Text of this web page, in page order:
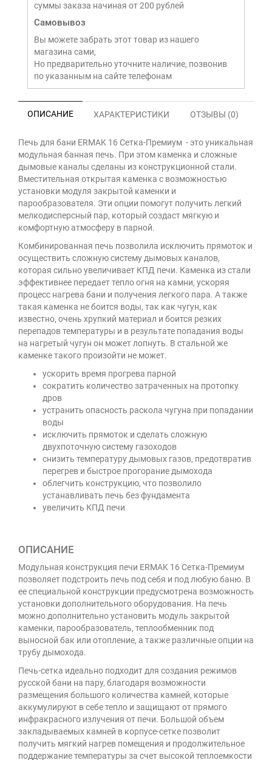
суммы заказа начиная от 200 рублей
Самовывоз
Вы можете забрать этот товар из нашего
магазина сами,
Но предварительно уточните наличие, позвонив
по указанным на сайте телефонам
ОПИСАНИЕ ХАРАКТЕРИСТИКИ ОТЗЫВЫ (0)
Печь для бани ERMAK 16 Сетка-Премиум - это уникальная
модульная банная печь. При этом каменка и сложные
дымовые каналы сделаны из конструкционной стали.
Вместительная открытая каменка с возможностью
установки модуля закрытой каменки и
парообразователя. Эти опции помогут получить легкий
мелкодисперсный пар, который создаст мягкую и
комфортную атмосферу в парной.
Комбинированная печь позволила исключить прямоток и
осуществить сложную систему дымовых каналов,
которая сильно увеличивает КПД печи. Каменка из стали
эффективнее передает тепло огня на камни, ускоряя
процесс нагрева бани и получения легкого пара. А также
такая каменка не боится воды, так как чугун, как
известно, очень хрупкий материал и боится резких
перепадов температуры и в результате попадания воды
на нагретый чугун он может лопнуть. В стальной же
каменке такого произойти не может.
ускорить время прогрева парной
сократить количество затраченных на протопку
дров
устранить опасность раскола чугуна при попадании
воды
исключить прямоток и сделать сложную
двухпоточную систему газоходов
снизить температуру дымовых газов, предотвратив
перегрев и быстрое прогорание дымохода
облегчить конструкцию, что позволило
устанавливать печь без фундамента
увеличить КПД печи
ОПИСАНИЕ
Модульная конструкция печи ERMAK 16 Сетка-Премиум
позволяет подстроить печь под себя и под любую баню. В
ее специальной конструкции предусмотрена возможность
установки дополнительного оборудования. На печь
можно дополнительно установить модуль закрытой
каменки, парообразователь, теплообменник под
выносной бак или отопление, а также различные опции на
трубу дымохода.
Печь-сетка идеально подходит для создания режимов
русской бани на пару, благодаря возможности
размещения большого количества камней, которые
аккумулируют в себе тепло и защищают от прямого
инфракрасного излучения от печи. Большой объем
закладываемых камней в корпусе-сетке позволит
получить мягкий нагрев помещения и продолжительное
поддержание температуры за счет высокой теплоемкости